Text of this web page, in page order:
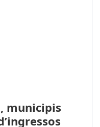
municipis